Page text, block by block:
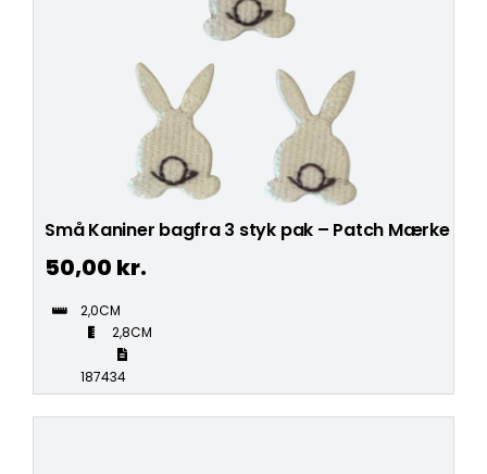
Små Kaniner bagfra 3 styk pak – Patch Mærke
50,00 kr.
2,0CM
2,8CM
187434